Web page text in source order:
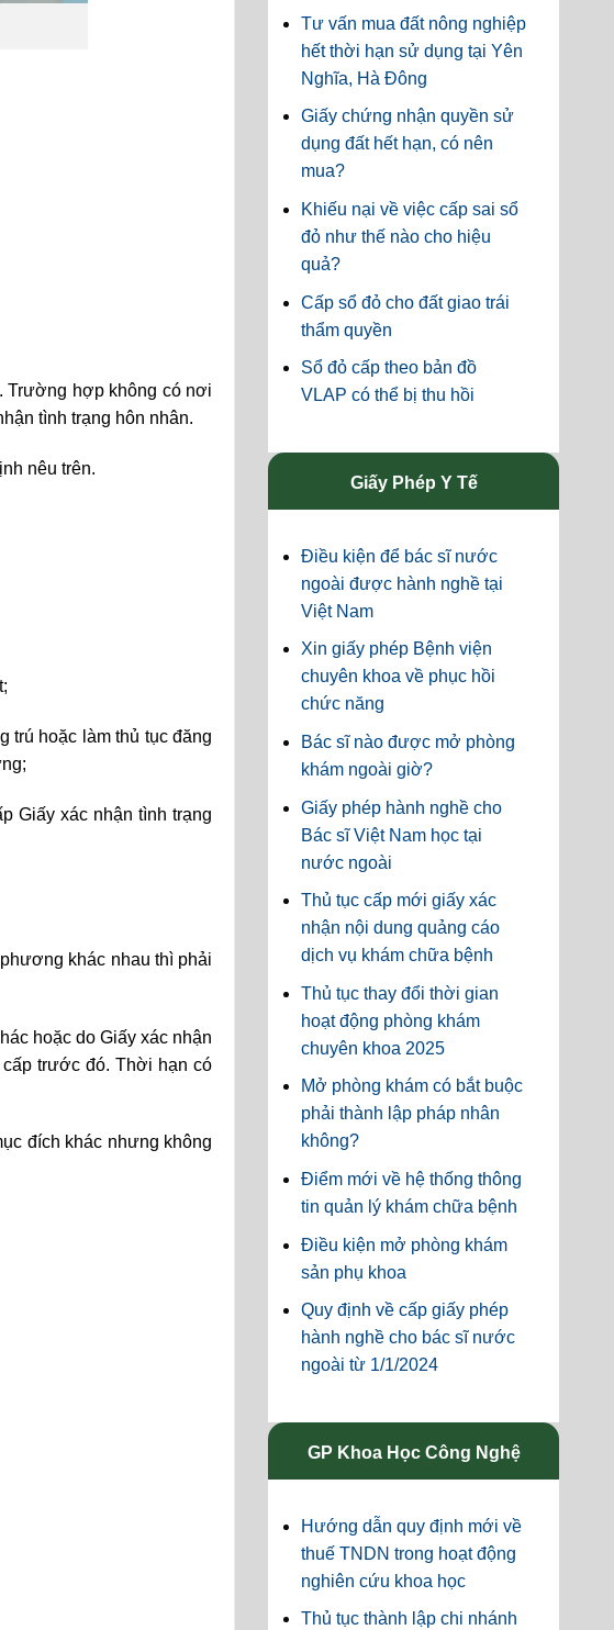
Trường hợp không có nơi
tình trạng hôn nhân.
nêu trên.
hoặc làm thủ tục đăng
Giấy xác nhận tình trạng
khác nhau thì phải
hoặc do Giấy xác nhận
trước đó. Thời hạn có
đích khác nhưng không
Tư vấn mua đất nông nghiệp
hết thời hạn sử dụng tại Yên
Nghĩa, Hà Đông
Giấy chứng nhận quyền sử
dụng đất hết hạn, có nên
mua?
Khiếu nại về việc cấp sai sổ
đỏ như thế nào cho hiệu
quả?
Cấp sổ đỏ cho đất giao trái
thẩm quyền
Sổ đỏ cấp theo bản đồ
VLAP có thể bị thu hồi
Giấy Phép Y Tế
Điều kiện để bác sĩ nước
ngoài được hành nghề tại
Việt Nam
Xin giấy phép Bệnh viện
chuyên khoa về phục hồi
chức năng
Bác sĩ nào được mở phòng
khám ngoài giờ?
Giấy phép hành nghề cho
Bác sĩ Việt Nam học tại
nước ngoài
Thủ tục cấp mới giấy xác
nhận nội dung quảng cáo
dịch vụ khám chữa bệnh
Thủ tục thay đổi thời gian
hoạt động phòng khám
chuyên khoa 2025
Mở phòng khám có bắt buộc
phải thành lập pháp nhân
không?
Điểm mới về hệ thống thông
tin quản lý khám chữa bệnh
Điều kiện mở phòng khám
sản phụ khoa
Quy định về cấp giấy phép
hành nghề cho bác sĩ nước
ngoài từ 1/1/2024
GP Khoa Học Công Nghệ
Hướng dẫn quy định mới về
thuế TNDN trong hoạt động
nghiên cứu khoa học
Thủ tục thành lập chi nhánh